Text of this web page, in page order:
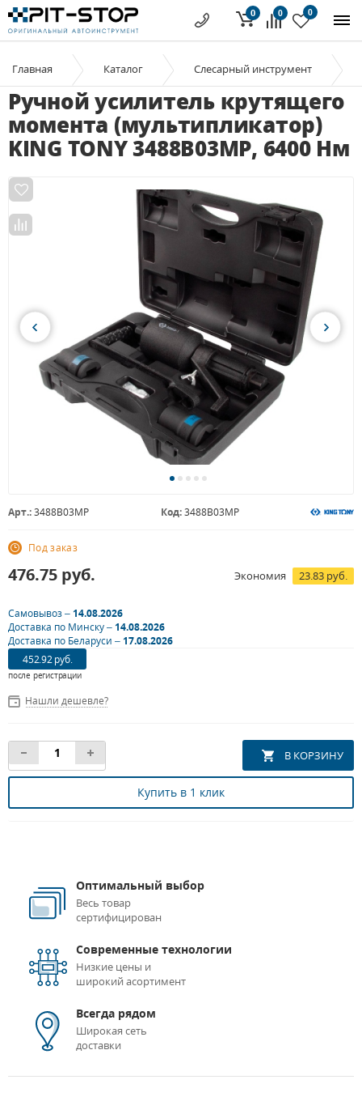
0 0
0
Главная Каталог Слесарный инструмент
Ручной усилитель крутящего
момента (мультипликатор)
KING TONY 3488B03MP, 6400 Нм
Арт.:3488B03MP Код:3488B03MP
Под заказ
476.75 руб. Экономия 23.83 руб.
Самовывоз –14.08.2026
Доставка по Минску –14.08.2026
Доставка по Беларуси –17.08.2026
452.92 руб.
после регистрации
Нашли дешевле?
Купить в 1 клик
Оптимальный выбор
Весь товар
сертифицирован
Современные технологии
Низкие цены и
широкий асортимент
Всегда рядом
Широкая сеть
доставки